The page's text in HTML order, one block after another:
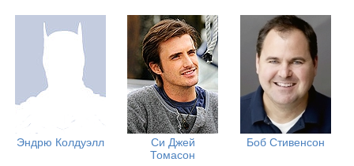
Эндрю Колдуэлл
Си Джей
Томасон
Боб Стивенсон